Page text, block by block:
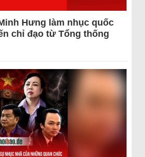
Hưng làm nhục quốc
chỉ đạo từ Tổng thống